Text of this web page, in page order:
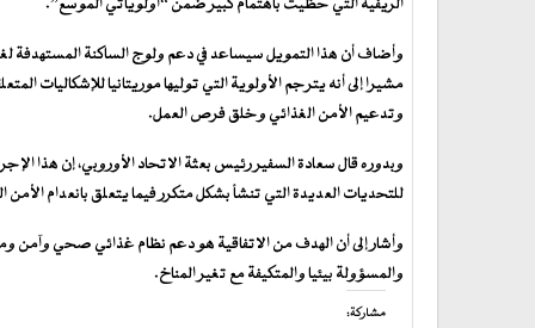
الريفية التي حظيت باهتمام كبير ضمن “أولوياتي الموسع”.
وأضاف أن هذا التمويل سيساعد في دعم ولوج الساكنة المستهدفة
مشيرا إلى أنه يترجم الأولوية التي توليها موريتانيا للإشكاليات
وتدعيم الأمن الغذائي وخلق فرص العمل.
وبدوره قال سعادة السفير رئيس بعثة الاتحاد الأوروبي، إن هذا
للتحديات العديدة التي تنشأ بشكل متكرر فيما يتعلق بانعدام الأمن
وأشار إلى أن الهدف من الاتفاقية هو دعم نظام غذائي صحي وآمن
والمسؤولة بيئيا والمتكيفة مع تغير المناخ.
مشاركة: